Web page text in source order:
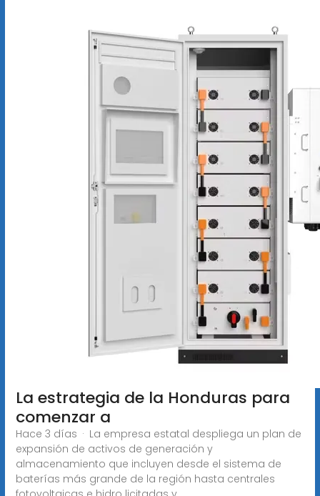
La estrategia de la Honduras para
comenzar a
Hace 3 días · La empresa estatal despliega un plan de
expansión de activos de generación y
almacenamiento que incluyen desde el sistema de
baterías más grande de la región hasta centrales